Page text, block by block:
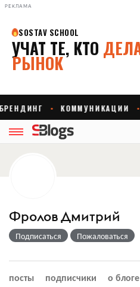
РЕКЛАМА
Фролов Дмитрий
Подписаться Пожаловаться
посты подписчики о блоге